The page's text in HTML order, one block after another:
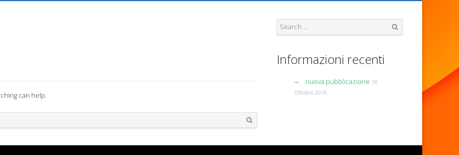
can help.
Informazioni recenti
nuova pubblicazione 18
Ottobre 2016